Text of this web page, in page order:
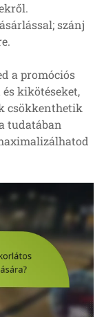
szánj
a promóciós
kikötéseket,
csökkenthetik
tudatában